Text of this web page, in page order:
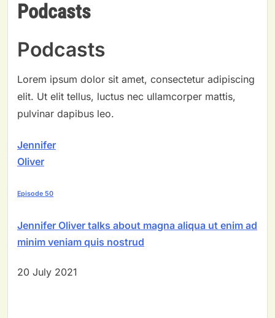
Podcasts
Podcasts
Lorem ipsum dolor sit amet, consectetur adipiscing
elit. Ut elit tellus, luctus nec ullamcorper mattis,
pulvinar dapibus leo.
Jennifer
Oliver
Episode 50
Jennifer Oliver talks about magna aliqua ut enim ad
minim veniam quis nostrud
20 July 2021